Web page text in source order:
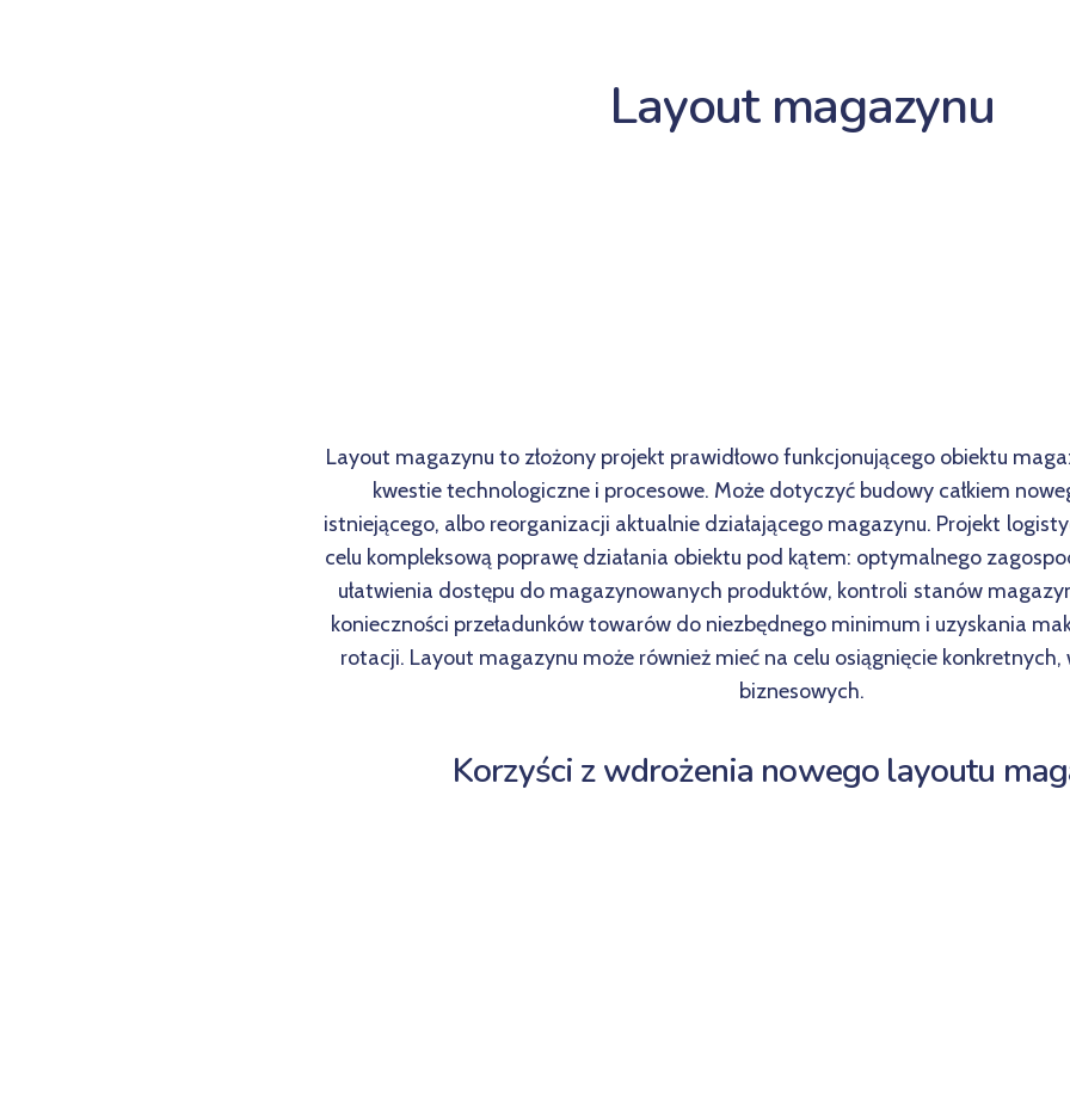
Layout magazynu
Layout magazynu to złożony projekt prawidłowo funkcjonującego obiektu
kwestie technologiczne i procesowe. Może dotyczyć budowy całkiem
istniejącego, albo reorganizacji aktualnie działającego magazynu. Projekt
celu kompleksową poprawę działania obiektu pod kątem: optymalnego
ułatwienia dostępu do magazynowanych produktów, kontroli stanów
konieczności przeładunków towarów do niezbędnego minimum i uzyskania
rotacji. Layout magazynu może również mieć na celu osiągnięcie
biznesowych.
Korzyści z wdrożenia nowego layoutu